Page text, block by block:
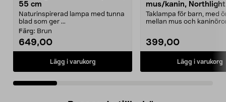
55 cm
Naturinspirerad lampa med tunna
blad som ger ...
Färg: Brun
649,00
Lägg i varukorg
mus/kanin, Northlight
Taklampa för barn, med
mellan mus och
399,00
Lägg i varukorg